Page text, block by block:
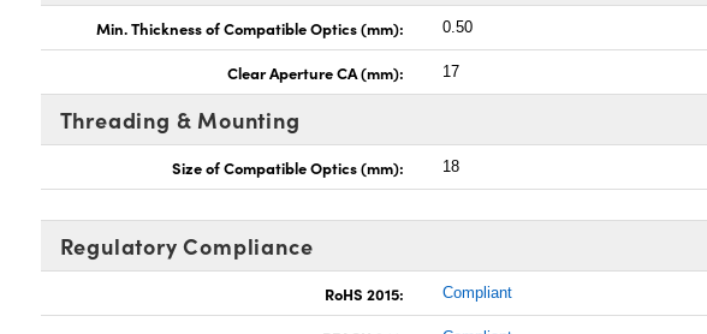
Min. Thickness of Compatible Optics (mm): 0.50
Clear Aperture CA (mm): 17
Threading & Mounting
Size of Compatible Optics (mm): 18
Regulatory Compliance
RoHS 2015: Compliant